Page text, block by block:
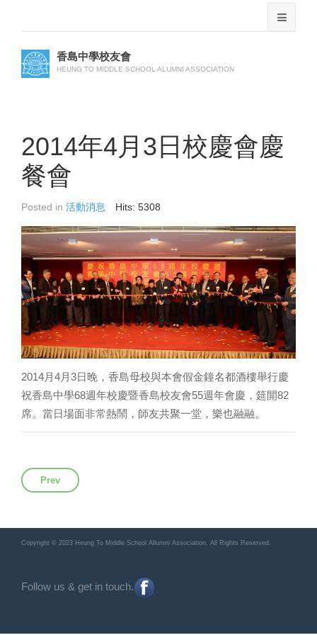
香島中學校友會
HEUNG TO MIDDLE SCHOOL ALUMNI ASSOCIATION
2014年4月3日校慶會慶
餐會
Posted in 活動消息 Hits: 5308
2014月 4月 3日晚，香島母校與本會假金鐘名都酒樓舉行慶
祝香島中學68週年校慶暨香島校友會55週年會慶，筵開82
席。當日場面非常熱鬧，師友共聚一堂，樂也融融。
Previous article: 夜中聯絡員温泉之遊
Prev
Copyright © 2023 Heung To Middle School Allumni Association. All Rights Reserved.
Follow us & get in touch.